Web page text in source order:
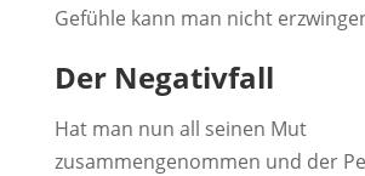
Gefühle kann man nicht
Der Negativfall
Hat man nun all seinen Mut
zusammengenommen und der